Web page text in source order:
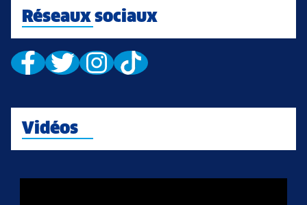
Réseaux sociaux
Vidéos